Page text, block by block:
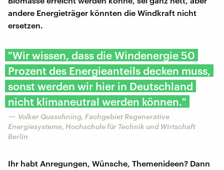
andere Energieträger könnten die Windkraft nicht
ersetzen.
"Wir wissen, dass die Windenergie 50
Prozent des Energieanteils decken muss,
sonst werden wir hier in Deutschland
nicht klimaneutral werden können."
Volker Quaschning, Fachgebiet Regenerative
Energiesysteme, Hochschule für Technik und Wirtschaft
Berlin
Ihr habt Anregungen, Wünsche, Themenideen? Dann